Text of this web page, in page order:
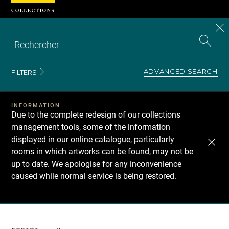
FILTERS ADVANCED SEARCH
INFORMATION
Due to the complete redesign of our collections
management tools, some of the information
displayed in our online catalogue, particularly
rooms in which artworks can be found, may not be
up to date. We apologise for any inconvenience
caused while normal service is being restored.
Recherche
Cookies management panel